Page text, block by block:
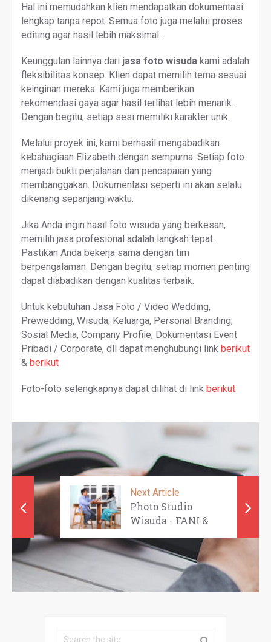
Hal ini memudahkan klien mendapatkan dokumentasi
lengkap tanpa repot. Semua foto juga melalui proses
editing agar hasil lebih maksimal.
Keunggulan lainnya dari jasa foto wisuda kami adalah
fleksibilitas konsep. Klien dapat memilih tema sesuai
keinginan mereka. Kami juga memberikan
rekomendasi gaya agar hasil terlihat lebih menarik.
Dengan begitu, setiap sesi memiliki karakter unik.
Melalui proyek ini, kami berhasil mengabadikan
kebahagiaan Elizabeth dengan sempurna. Setiap foto
menjadi bukti perjalanan dan pencapaian yang
membanggakan. Dokumentasi seperti ini akan selalu
dikenang sepanjang waktu.
Jika Anda ingin hasil foto wisuda yang berkesan,
memilih jasa profesional adalah langkah tepat.
Pastikan Anda bekerja sama dengan tim
berpengalaman. Dengan begitu, setiap momen penting
dapat diabadikan dengan kualitas terbaik.
Untuk kebutuhan Jasa Foto / Video Wedding,
Prewedding, Wisuda, Keluarga, Personal Branding,
Sosial Media, Company Profile, Dokumentasi Event
Pribadi / Corporate, dll dapat menghubungi link berikut
& berikut
Foto-foto selengkapnya dapat dilihat di link berikut
Next Article
Photo Studio
Wisuda - FANI &